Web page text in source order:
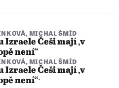
, MICHAL ŠMÍD
Češi mají ‚v
není“
, MICHAL ŠMÍD
Češi mají ‚v
není“ˑ